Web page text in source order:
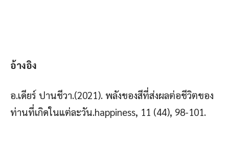
อ้างอิง
อ.เดียร์ ปานชีวา.(2021). พลังของสีที่ส่งผลต่อชีวิตของ
ท่านที่เกิดในแต่ละวัน.happiness, 11 (44), 98-101.